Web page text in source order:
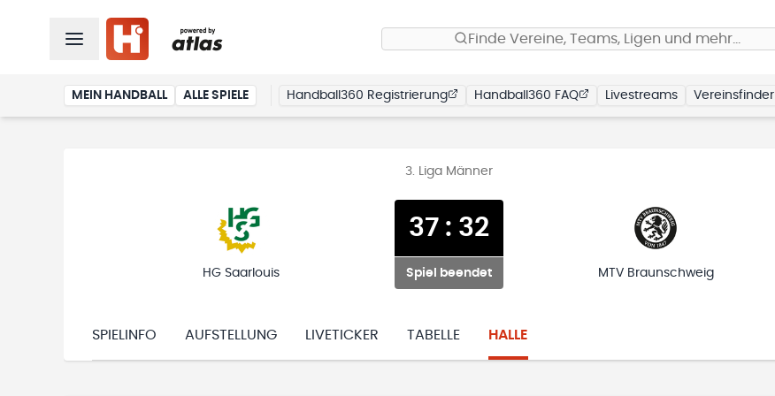
Finde Vereine, Teams, Ligen und mehr…
MEIN HANDBALL ALLE SPIELE Handball360 Registrierung Handball360 FAQ Livestreams Vereinsfinder
3. Liga Männer
HG Saarlouis
37: 32
Spiel beendet MTV Braunschweig
SPIELINFO AUFSTELLUNG LIVETICKER TABELLE HALLE